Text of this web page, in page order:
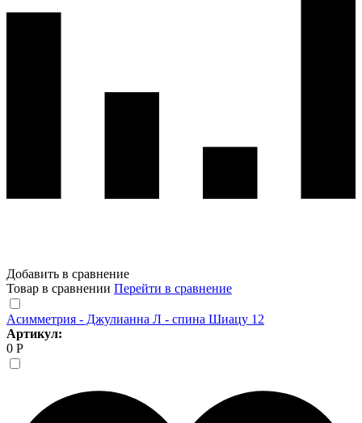
Добавить в сравнение
Товар в сравнении Перейти в сравнение
Асимметрия - Джулианна Л - спина Шиацу 12
Артикул:
0 Р